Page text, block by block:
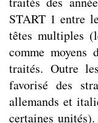
START 1 entre
têtes multiples
comme moyens
traités. Outre
favorisé des
allemands et
certaines